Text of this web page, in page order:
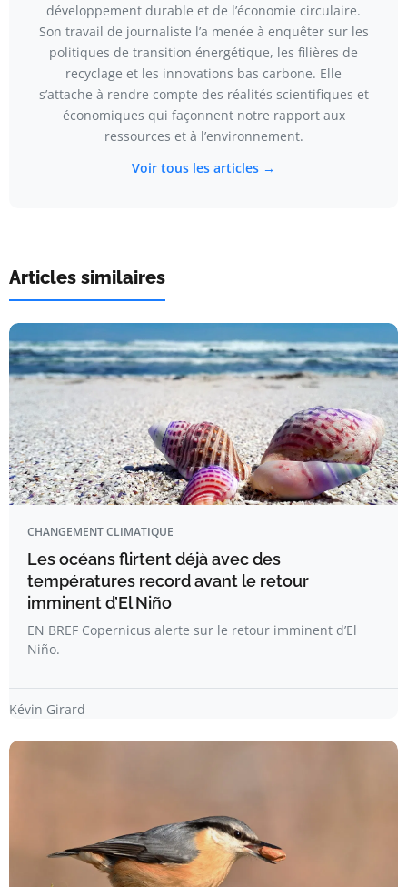
développement durable et de l’économie circulaire.
Son travail de journaliste l’a menée à enquêter sur les
politiques de transition énergétique, les filières de
recyclage et les innovations bas carbone. Elle
s’attache à rendre compte des réalités scientifiques et
économiques qui façonnent notre rapport aux
ressources et à l’environnement.
Voir tous les articles →
Articles similaires
CHANGEMENT CLIMATIQUE
Les océans flirtent déjà avec des
températures record avant le retour
imminent d’El Niño
EN BREF Copernicus alerte sur le retour imminent d’El
Niño.
Kévin Girard